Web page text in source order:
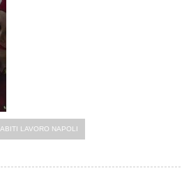
ABITI LAVORO NAPOLI